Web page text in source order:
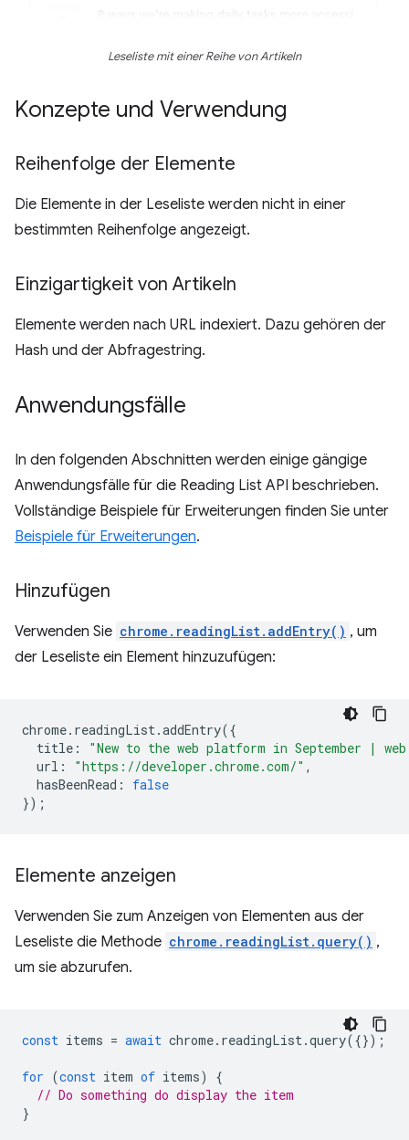
Leseliste mit einer Reihe von Artikeln
Konzepte und Verwendung
Reihenfolge der Elemente
Die Elemente in der Leseliste werden nicht in einer
bestimmten Reihenfolge angezeigt.
Einzigartigkeit von Artikeln
Elemente werden nach URL indexiert. Dazu gehören der
Hash und der Abfragestring.
Anwendungsfälle
In den folgenden Abschnitten werden einige gängige
Anwendungsfälle für die Reading List API beschrieben.
Vollständige Beispiele für Erweiterungen finden Sie unter
Beispiele für Erweiterungen.
Hinzufügen
Verwenden Sie chrome.readingList.addEntry() , um
der Leseliste ein Element hinzuzufügen:
chrome. readingList .addEntry({
title :
"New to the web platform in September |
url : "https://developer.chrome.com/" ,
hasBeenRead :
false
});
Elemente anzeigen
Verwenden Sie zum Anzeigen von Elementen aus der
Leseliste die Methode chrome.readingList.query() ,
um sie abzurufen.
const items = await chrome. readingList .query({});
for (const item of items)
{
// Do something do display the item
}